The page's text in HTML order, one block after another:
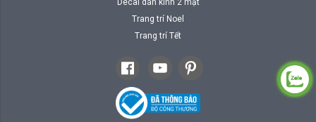
Decal dán kính 2 mặt
Trang trí Noel
Trang trí Tết